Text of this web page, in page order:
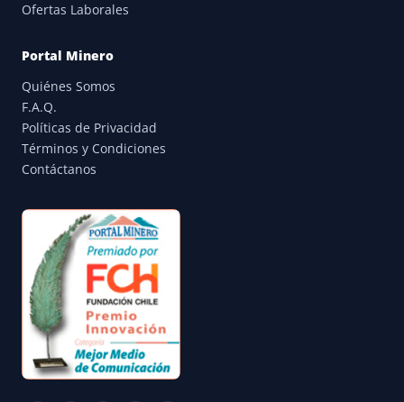
Ofertas Laborales
Portal Minero
Quiénes Somos
F.A.Q.
Políticas de Privacidad
Términos y Condiciones
Contáctanos